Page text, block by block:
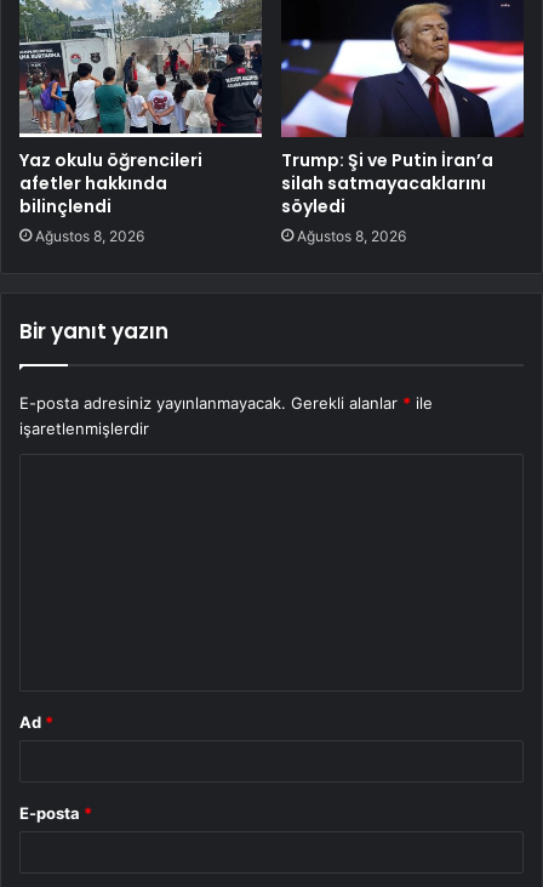
Yaz okulu öğrencileri
afetler hakkında
bilinçlendi
Ağustos 8, 2026
Trump: Şi ve Putin İran’a
silah satmayacaklarını
söyledi
Ağustos 8, 2026
Bir yanıt yazın
E-posta adresiniz yayınlanmayacak. Gerekli alanlar * ile
işaretlenmişlerdir
Ad *
E-posta *